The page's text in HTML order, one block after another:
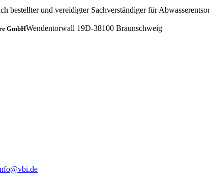
bestellter und vereidigter Sachverständiger für
GmbHWendentorwall 19D-38100 Braunschweig